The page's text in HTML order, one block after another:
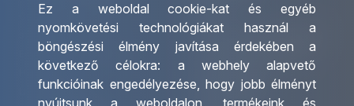
Ez a weboldal cookie-kat és egyéb
nyomkövetési technológiákat használ a
böngészési élmény javítása érdekében a
következő célokra: a webhely alapvető
funkcióinak engedélyezése, hogy jobb élményt
nyújtsunk a weboldalon,termékeink és
Csoportos utazások
szervezése
Egyéni utak szervezése
Hajóutak
Üzleti utaztatás
Irodáink
Utazásszervező partnereink
Viszonteladó Partnereink
Partnereinknek
Utazási kérdőív